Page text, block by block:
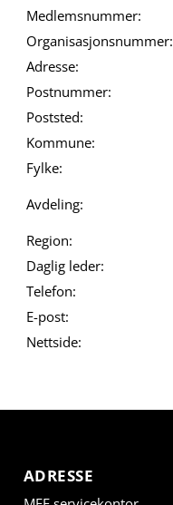
Medlemsnummer:
Organisasjonsnummer:
Adresse:
Postnummer:
Poststed:
Kommune:
Fylke:
Avdeling:
Region:
Daglig leder:
Telefon:
E-post:
Nettside:
ADRESSE